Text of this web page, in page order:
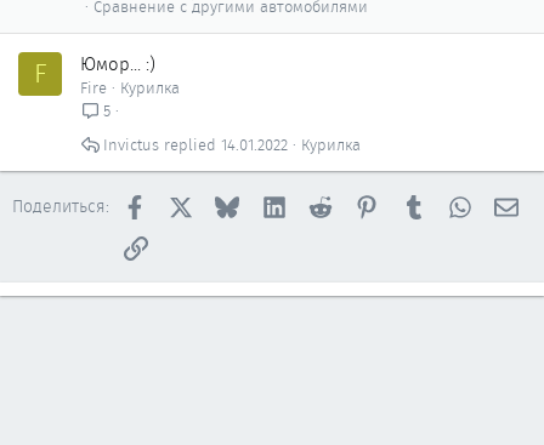
Сравнение с другими автомобилями
F Юмор... :)
Fire
Курилка
5
Курилка
14.01.2022
Invictus
Поделиться: Facebook BlueskyLinkedInReddit PinterestTumblr
Ссылка